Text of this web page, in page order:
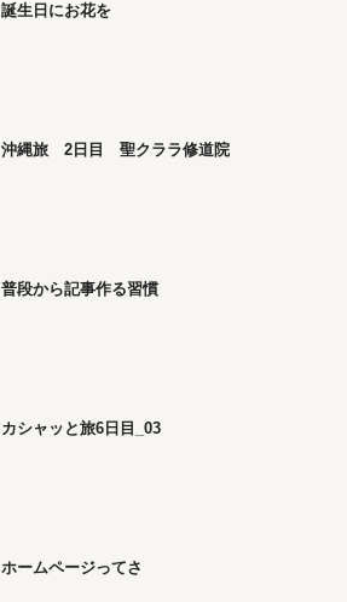
誕生日にお花を
沖縄旅 2日目 聖クララ修道院
普段から記事作る習慣
カシャッと旅6日目_03
ホームページってさ